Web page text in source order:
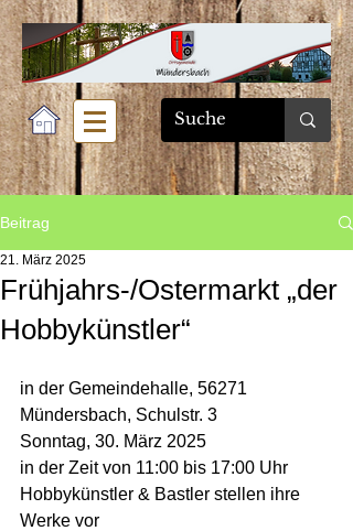
Beitrag
Frühjahrs-/Ostermarkt „der
Hobbykünstler“
21. März 2025
in der Gemeindehalle, 56271
Mündersbach, Schulstr. 3
Sonntag, 30. März 2025
in der Zeit von 11:00 bis 17:00 Uhr
Hobbykünstler & Bastler stellen ihre
Werke vor